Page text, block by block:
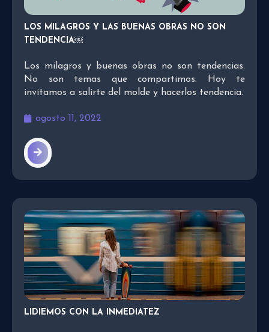
LOS MILAGROS Y LAS BUENAS OBRAS NO SON
TENDENCIA￼
Los milagros y buenas obras no son tendencias.
No son temas que compartimos. Hoy te
invitamos a salirte del molde y hacerlos tendencia.
agosto 11, 2022
LIDIEMOS CON LA INMEDIATEZ